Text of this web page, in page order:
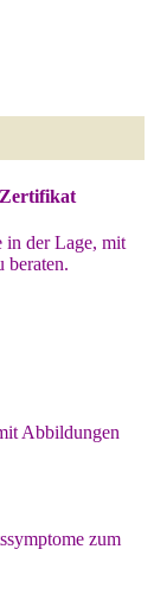
in der Lage, mit
beraten.
Abbildungen
zum